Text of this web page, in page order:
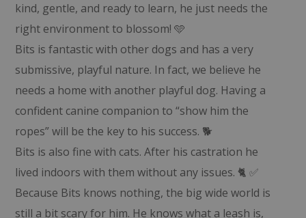
kind, gentle, and ready to learn, he just needs the
right environment to blossom! 🩵
Bits is fantastic with other dogs and has a very
submissive, playful nature. In fact, we believe he
needs a home with another playful dog. Having a
confident canine companion to “show him the
ropes” will be the key to his success. 🐕
Bits is also fine with cats. After his castration he
lived indoors with them without any issues. 🐈 ✅
Because Bits knows nothing, the big wide world is
still a bit scary for him. He knows what a leash is,